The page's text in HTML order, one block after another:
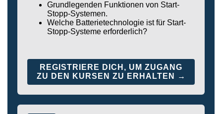
Grundlegenden Funktionen von Start-
Stopp-Systemen.
Welche Batterietechnologie ist für Start-
Stopp-Systeme erforderlich?
REGISTRIERE DICH, UM ZUGANG
ZU DEN KURSEN ZU ERHALTEN →